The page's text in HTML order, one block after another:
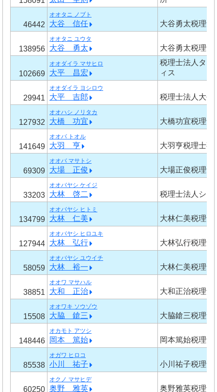
46442
オオタニ ノブト
大谷 信任 大谷勇太税理士
138956
オオタニ ユウタ
大谷 勇太 大谷勇太税理士
102669
オオダイラ マサヒロ
大平 昌宏
税理士法人タ
ィス
29941
オオダイラ ヨシロウ
大平 吉郎 税理士法人大平
127932
オオハシ ノリタカ
大橋 功宜 大橋功宜税理士
141649
オオバ トオル
大羽 亨 大羽亨税理士事
69309
オオバ マサトシ
大場 正俊 大場正俊税理士
33203
オオバヤシ ケイジ
大林 啓二 税理士法人シー
134799
オオバヤシ ヒトミ
大林 仁美 大林仁美税理士
127944
オオバヤシ ヒロユキ
大林 弘行 大林弘行税理士
58059
オオバヤシ ユウイチ
大林 裕一 大林仁美税理士
38851
オオワ マサハル
大和 正治 大和正治税理士
15508
オオワキ ソウゾウ
大脇 鎗三 大脇鎗三税理士
148446
オカモト アツシ
岡本 篤始 岡本篤始税理士
85538
オガワ ヒロコ
小川 祐子 小川祐子税理士
60250
オクノ マサヒデ
奥野 雅英 奥野雅英税理士